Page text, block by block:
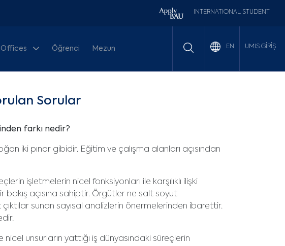
INTERNATIONAL STUDENT
Öğrenci Mezun EN UMIS GİRİŞ
Sorular
farkı nedir?
iki pınar gibidir. Eğitim ve çalışma alanları açısından
işletmelerin nicel fonksiyonları ile karşılıklı ilişki
bakış açısına sahiptir. Örgütler ne salt soyut
sunan sayısal analizlerin önermelerinden ibarettir.
unsurların yattığı iş dünyasındaki süreçlerin